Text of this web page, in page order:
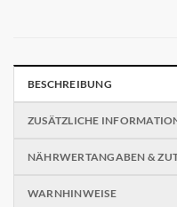
BESCHREIBUNG
ZUSÄTZLICHE
NÄHRWERTANGABEN &
WARNHINWEISE